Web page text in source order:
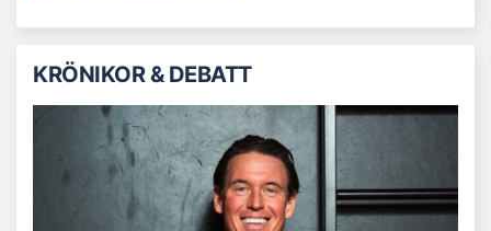
KRÖNIKOR & DEBATT